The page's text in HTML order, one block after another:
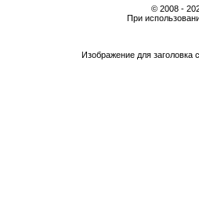
© 2008 -
При
Изображение для